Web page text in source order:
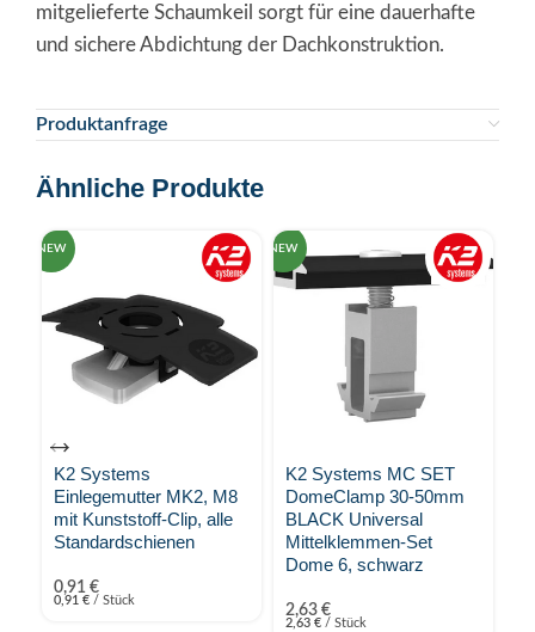
mitgelieferte Schaumkeil sorgt für eine dauerhafte
und sichere Abdichtung der Dachkonstruktion.
Produktanfrage
Ähnliche Produkte
NEW
K2 Systems
Einlegemutter MK2, M8
mit Kunststoff-Clip, alle
Standardschienen
0,91 €
0,91 € / Stück
NEW
K2 Systems MC SET
DomeClamp 30-50mm
BLACK Universal
Mittelklemmen-Set
Dome 6, schwarz
2,63 €
2,63 € / Stück